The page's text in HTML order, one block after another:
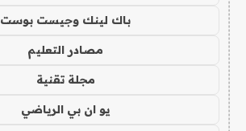
باك لينك وجيست بوست
مصادر التعليم
مجلة تقنية
يو ان بي الرياضي